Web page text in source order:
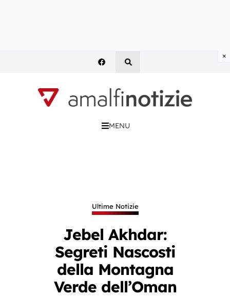
MENU
Ultime Notizie
Jebel Akhdar:
Segreti Nascosti
della Montagna
Verde dell’Oman
×